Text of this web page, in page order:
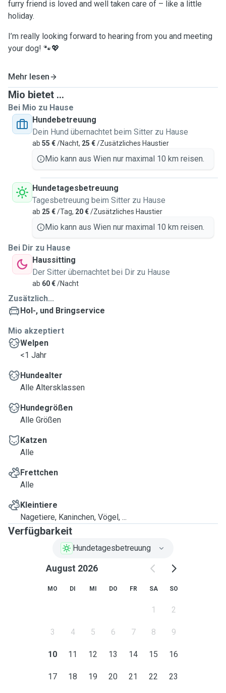
furry friend is loved and well taken care of – like a little
holiday.
I’m really looking forward to hearing from you and meeting
your dog! 🐾💖
Mehr lesen
Mio bietet ...
Bei Mio zu Hause
Hundebetreuung
Dein Hund übernachtet beim Sitter zu Hause
ab 55 €/Nacht, 25 €/Zusätzliches Haustier
Mio kann aus Wien nur maximal 10 km reisen.
Hundetagesbetreuung
Tagesbetreuung beim Sitter zu Hause
ab 25 €/Tag, 20 €/Zusätzliches Haustier
Mio kann aus Wien nur maximal 10 km reisen.
Bei Dir zu Hause
Haussitting
Der Sitter übernachtet bei Dir zu Hause
ab 60 €/Nacht
Zusätzlich...
Hol-, und Bringservice
Mio akzeptiert
Welpen
<1 Jahr
Hundealter
Alle Altersklassen
Hundegrößen
Alle Größen
Katzen
Alle
Frettchen
Alle
Kleintiere
Nagetiere, Kaninchen, Vögel, ...
Verfügbarkeit
Hundetagesbetreuung
August 2026
MO DI MI DO FR SA SO
1 2
3 4 5 6 7 8 9
10 11 12 13 14 15 16
17 18 19 20 21 22 23